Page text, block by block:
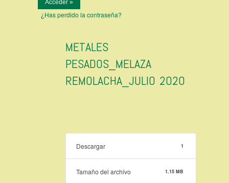
¿Has perdido la contraseña?
METALES
PESADOS_MELAZA
REMOLACHA_JULIO 2020
Descargar 1
Tamaño del archivo 1.15 MB